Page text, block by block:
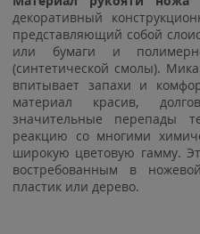
декоративный
представляющий собой
или бумаги и
(синтетической смолы).
впитывает запахи и
материал красив,
значительные перепады
реакцию со многими
широкую цветовую гамму.
востребованным в
пластик или дерево.